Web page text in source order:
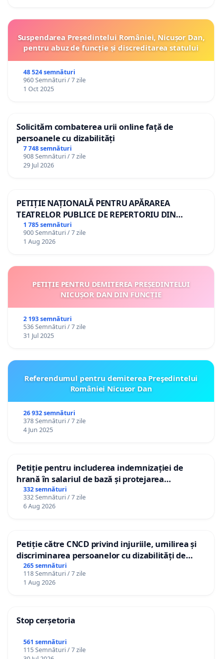
Suspendarea Președintelui României, Nicușor Dan,
pentru abuz de funcție și discreditarea statului
48 524 semnături
960 Semnături / 7 zile
1 Oct 2025
Solicităm combaterea urii online față de
persoanele cu dizabilități
7 748 semnături
908 Semnături / 7 zile
29 Jul 2026
PETIȚIE NAȚIONALĂ PENTRU APĂRAREA
TEATRELOR PUBLICE DE REPERTORIU DIN
ROMÂNIA
1 785 semnături
900 Semnături / 7 zile
1 Aug 2026
PETIȚIE PENTRU DEMITEREA PREȘEDINTELUI
NICUȘOR DAN DIN FUNCȚIE
2 193 semnături
536 Semnături / 7 zile
31 Jul 2025
Referendumul pentru demiterea Preşedintelui
României Nicusor Dan
26 932 semnături
378 Semnături / 7 zile
4 Jun 2025
Petiție pentru includerea indemnizației de
hrană în salariul de bază și protejarea
gradațiilor de vechime pentru asistenții
personali
332 semnături
332 Semnături / 7 zile
6 Aug 2026
Petiție către CNCD privind injuriile, umilirea și
discriminarea persoanelor cu dizabilități de
către utilizatorul TikTok „Gorici”
265 semnături
118 Semnături / 7 zile
1 Aug 2026
Stop cerșetoria
561 semnături
115 Semnături / 7 zile